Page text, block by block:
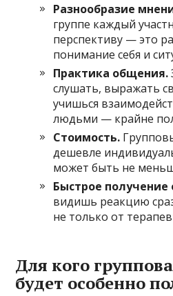
Разнообразие
группе каждый
перспективу — это
понимание себя и
Практика общения.
слушать, выражать
учишься
людьми — крайне
Стоимость.
дешевле
может быть не
Быстрое получение
видишь реакцию
не только от
Для кого
будет особенно